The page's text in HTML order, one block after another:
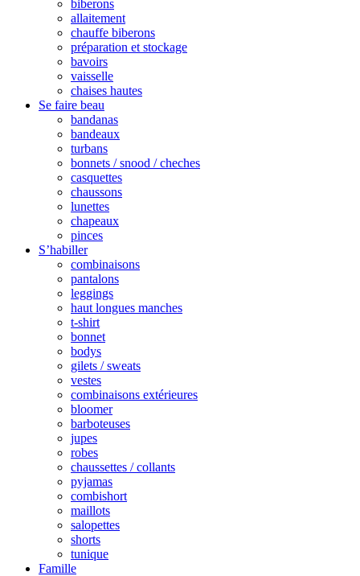
biberons
allaitement
chauffe biberons
préparation et stockage
bavoirs
vaisselle
chaises hautes
Se faire beau
bandanas
bandeaux
turbans
bonnets / snood / cheches
casquettes
chaussons
lunettes
chapeaux
pinces
S’habiller
combinaisons
pantalons
leggings
haut longues manches
t-shirt
bonnet
bodys
gilets / sweats
vestes
combinaisons extérieures
bloomer
barboteuses
jupes
robes
chaussettes / collants
pyjamas
combishort
maillots
salopettes
shorts
tunique
Famille